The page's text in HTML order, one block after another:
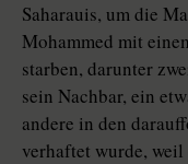
Saharauis, um die
Mohammed mit
starben, darunter
sein Nachbar, ein
andere in den
verhaftet wurde,